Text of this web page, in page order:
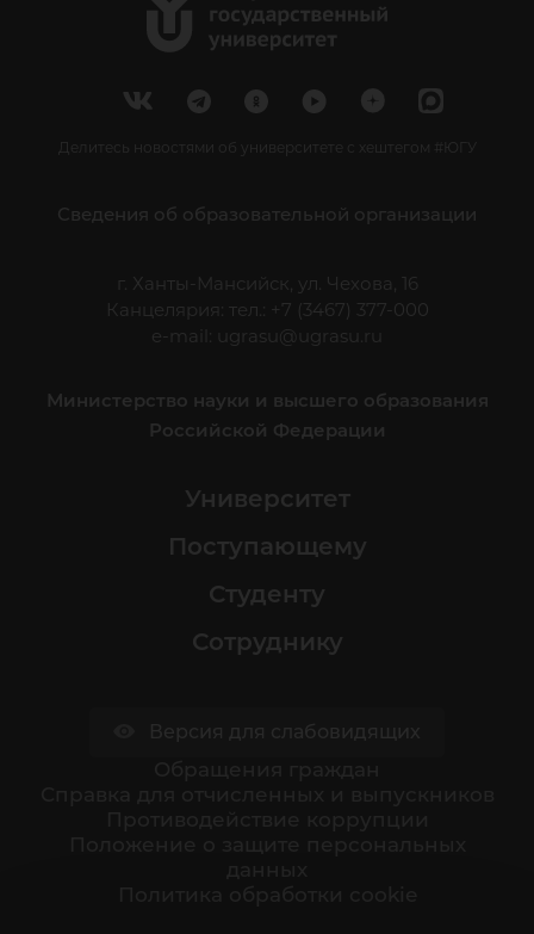
Делитесь новостями об университете с хештегом #ЮГУ
Сведения об образовательной организации
г. Ханты-Мансийск, ул. Чехова, 16
Канцелярия: тел.: +7 (3467) 377-000
e-mail:
ugrasu@ugrasu.ru
Министерство науки и высшего образования
Российской Федерации
Университет
Поступающему
Студенту
Сотруднику